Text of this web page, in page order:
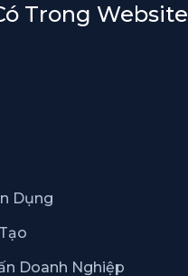
Trong Website
Dụng
Doanh Nghiệp